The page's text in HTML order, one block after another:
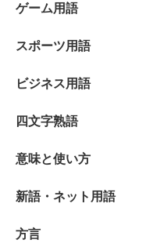
ゲーム用語
スポーツ用語
ビジネス用語
四文字熟語
意味と使い方
新語・ネット用語
方言